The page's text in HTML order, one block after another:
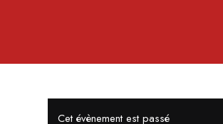
Cet évènement est passé